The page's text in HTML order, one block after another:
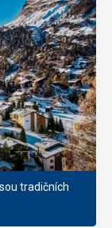
tradičních